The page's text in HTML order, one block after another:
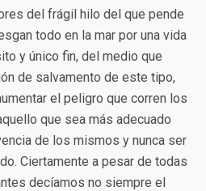
del frágil hilo del que pende
todo en la mar por una vida
y único fin, del medio que
de salvamento de este tipo,
el peligro que corren los
que sea más adecuado
de los mismos y nunca ser
Ciertamente a pesar de todas
decíamos no siempre el